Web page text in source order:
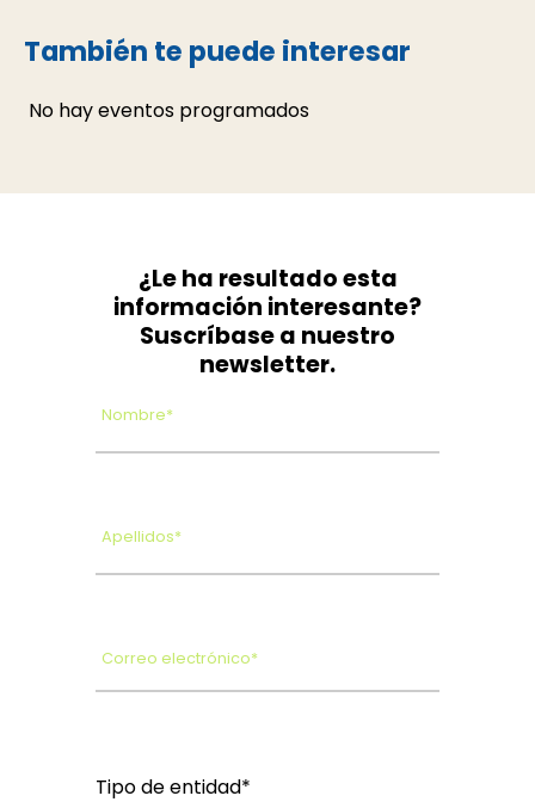
También te puede interesar
No hay eventos programados
¿Le ha resultado esta
información interesante?
Suscríbase a nuestro
newsletter.
Nombre*
Apellidos*
Correo electrónico*
Tipo de entidad*